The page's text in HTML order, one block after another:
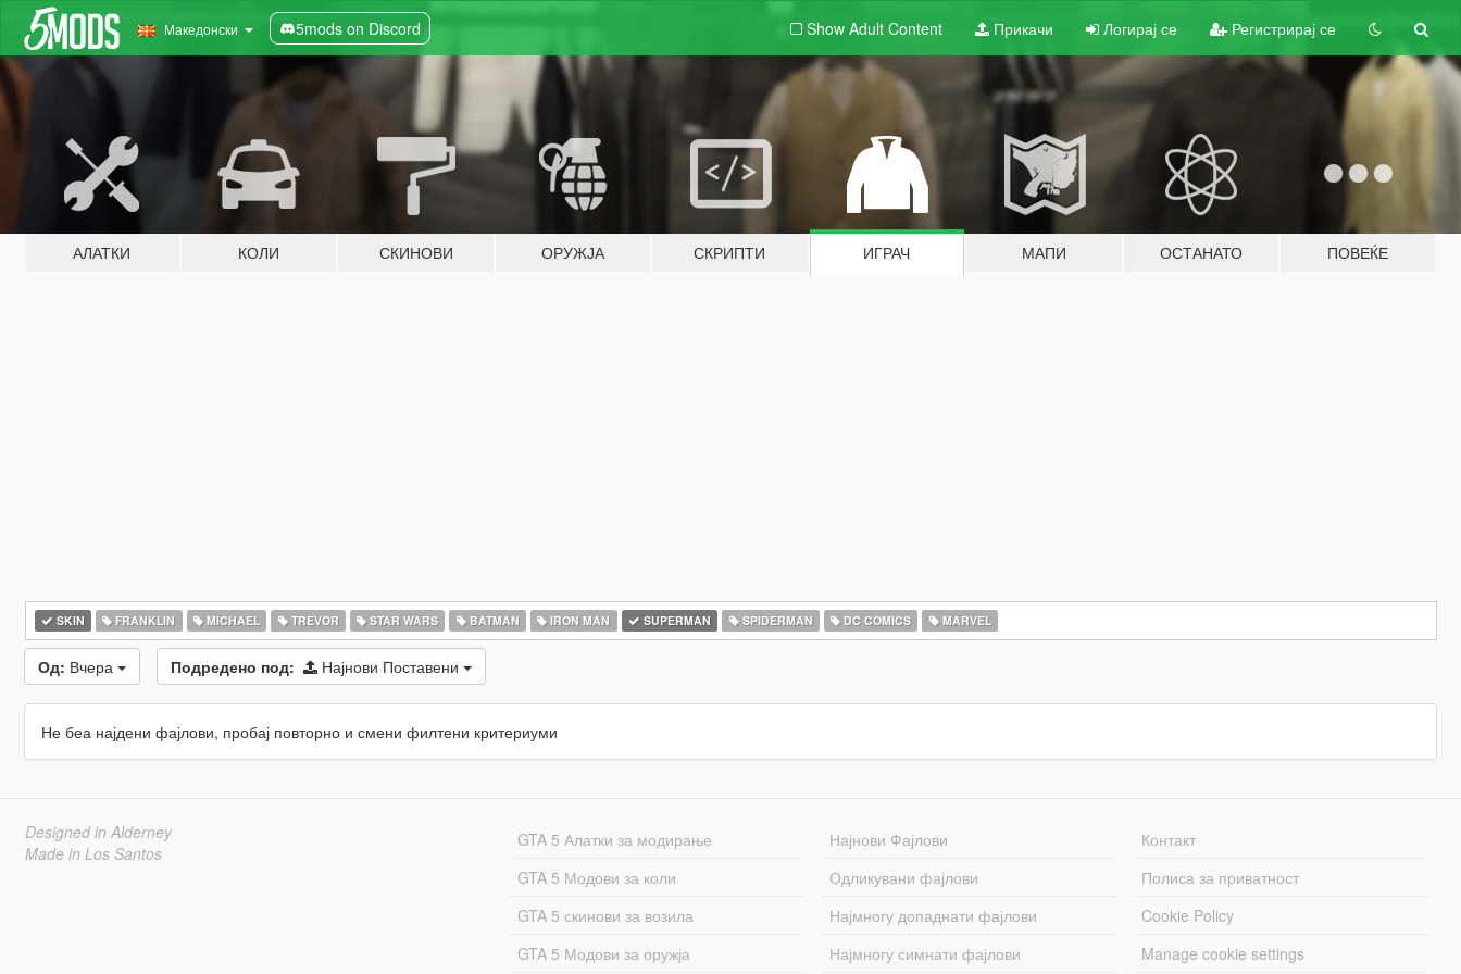
Македонски 5mods on Discord Show Adult Content Прикачи Логирај се Регистрирај се
АЛАТКИ КОЛИ СКИНОВИ ОРУЖЈА СКРИПТИ ИГРАЧ МАПИ ОСТАНАТО ПОВЕЌЕ
SKIN FRANKLIN MICHAEL TREVOR STAR WARS BATMAN IRON MAN SUPERMAN SPIDERMAN DC COMICS MARVEL
Од: Вчера Подредено под: Најнови Поставени
Не беа најдени фајлови, пробај повторно и смени филтени критериуми
Designed in Alderney
Made in Los Santos
GTA 5 Алатки за модирање
GTA 5 Модови за коли
GTA 5 скинови за возила
GTA 5 Модови за оружја
Најнови Фајлови
Одликувани фајлови
Најмногу допаднати фајлови
Најмногу симнати фајлови
Контакт
Полиса за приватност
Cookie Policy
Manage cookie settings